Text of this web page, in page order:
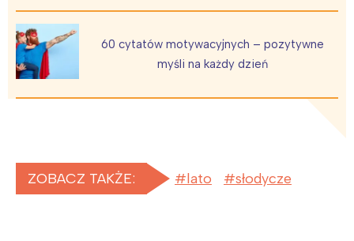
60 cytatów motywacyjnych – pozytywne
myśli na każdy dzień
ZOBACZ TAKŻE: lato słodycze